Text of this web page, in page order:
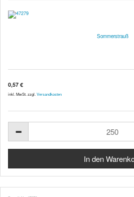
Sommerstrauß
0,57 €
inkl. MwSt. zzgl. Versandkosten